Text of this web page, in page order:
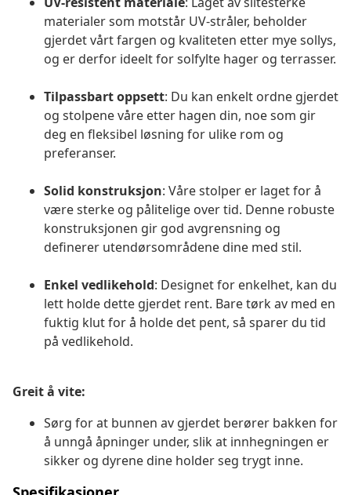
materialer som motstår UV-stråler, beholder
gjerdet vårt fargen og kvaliteten etter mye sollys,
og er derfor ideelt for solfylte hager og terrasser.
Tilpassbart oppsett: Du kan enkelt ordne gjerdet
og stolpene våre etter hagen din, noe som gir
deg en fleksibel løsning for ulike rom og
preferanser.
Solid konstruksjon: Våre stolper er laget for å
være sterke og pålitelige over tid. Denne robuste
konstruksjonen gir god avgrensning og
definerer utendørsområdene dine med stil.
Enkel vedlikehold: Designet for enkelhet, kan du
lett holde dette gjerdet rent. Bare tørk av med en
fuktig klut for å holde det pent, så sparer du tid
på vedlikehold.
Greit å vite:
Sørg for at bunnen av gjerdet berører bakken for
å unngå åpninger under, slik at innhegningen er
sikker og dyrene dine holder seg trygt inne.